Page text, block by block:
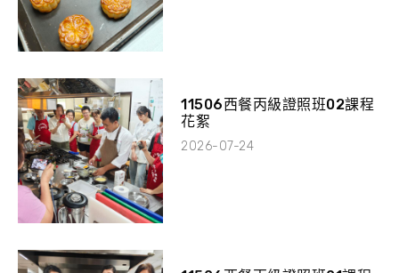
11506西餐丙級證照班02課程
花絮
2026-07-24